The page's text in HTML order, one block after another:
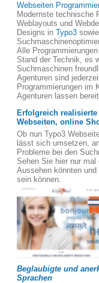
Webseiten
Modernste technische
Weblayouts und
Designs in Typo3 sowie
Alle
Stand der Technik, es
Suchmaschinen
Agenturen sind
Programmierungen im
Agenturen lassen
Erfolgreich
Webseiten, online
Ob nun Typo3
lässt sich umsetzen,
Probleme bei den
Sehen Sie hier nur
Aussehen könnten
sein können.
Beglaubigte und
Sprachen